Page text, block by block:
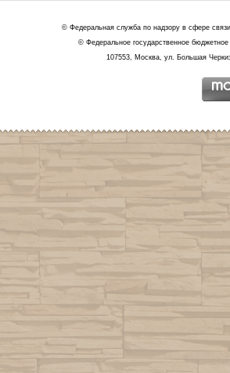
© Федеральная служба по надзору в сфере
© Федеральное государственное
107553, Москва, ул. Большая